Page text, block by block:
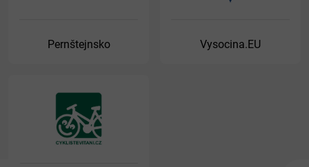
Pernštejnsko Vysocina.EU